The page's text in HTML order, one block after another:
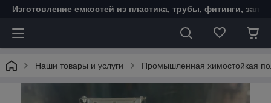
Изготовление емкостей из пластика, трубы, фитинги,
Наши товары и услуги Промышленная химостойкая